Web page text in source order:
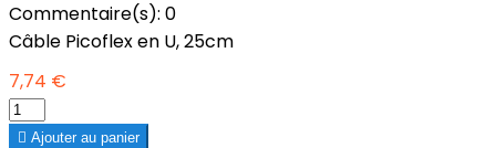
Commentaire(s): 0
Câble Picoflex en U, 25cm
7,74 €
 Ajouter au panier